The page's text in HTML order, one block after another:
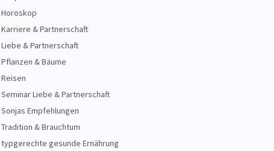
Horoskop
Karriere & Partnerschaft
Liebe & Partnerschaft
Pflanzen & Bäume
Reisen
Seminar Liebe & Partnerschaft
Sonjas Empfehlungen
Tradition & Brauchtum
typgerechte gesunde Ernährung